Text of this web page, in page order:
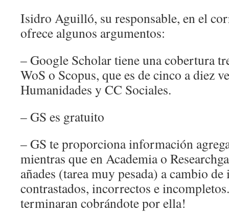
Isidro Aguilló, su responsable, en el
ofrece algunos argumentos:
– Google Scholar tiene una cobertura
WoS o Scopus, que es de cinco a diez
Humanidades y CC Sociales.
– GS es gratuito
– GS te proporciona información
mientras que en Academia o
añades (tarea muy pesada) a cambio
contrastados, incorrectos e
terminaran cobrándote por ella!